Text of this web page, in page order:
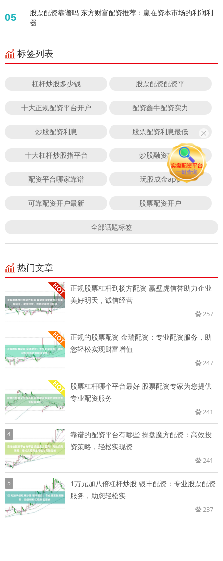
05
股票配资靠谱吗 东方财富配资推荐：赢在资本市场的利润利
器
标签列表
杠杆炒股多少钱 股票配资配资平
十大正规配资平台开户 配资鑫牛配资实力
炒股配资利息 股票配资利息最低
十大杠杆炒股指平台 炒股融资杠杆
配资平台哪家靠谱 玩股成金app
可靠配资开户最新 股票配资开户
全部话题标签
热门文章
正规股票杠杆到杨方配资 赢壁虎信誉助力企业
美好明天，诚信经营
257
正规的股票配资 金瑞配资：专业配资服务，助
您轻松实现财富增值
247
股票杠杆哪个平台最好 股票配资专家为您提供
专业配资服务
241
4
靠谱的配资平台有哪些 操盘魔方配资：高效投
资策略，轻松实现资
241
5
1万元加八倍杠杆炒股 银丰配资：专业股票配资
服务，助您轻松实
237